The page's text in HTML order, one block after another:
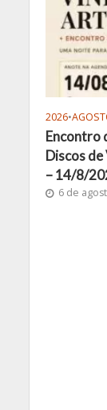
2026•
Encontro
Discos
– 14/8/
6 de